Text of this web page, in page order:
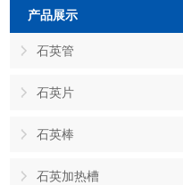
产品展示
石英管
石英片
石英棒
石英加热槽